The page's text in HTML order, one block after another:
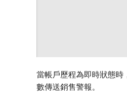
當帳戶歷程為即時狀態時
數傳送銷售警報。